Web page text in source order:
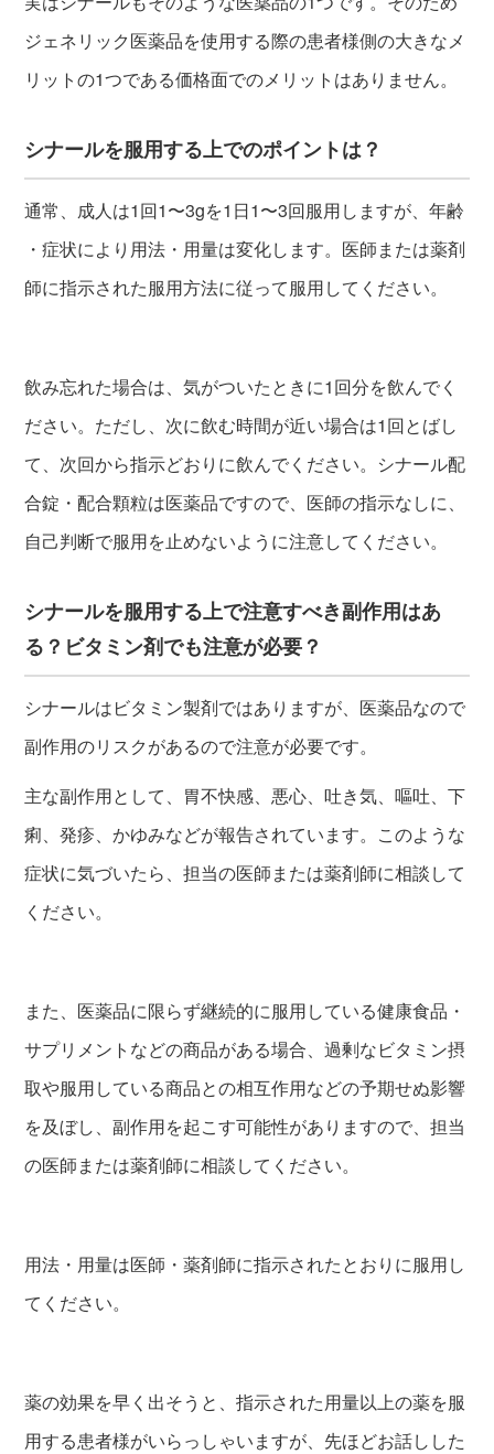
ジェネリック医薬品を使用する際の患者様側の大きなメ
リットの1つである価格面でのメリットはありません。
シナールを服用する上でのポイントは？
通常、成人は1回1〜3gを1日1〜3回服用しますが、年齢
・症状により用法・用量は変化します。医師または薬剤
師に指示された服用方法に従って服用してください。
飲み忘れた場合は、気がついたときに1回分を飲んでく
ださい。ただし、次に飲む時間が近い場合は1回とばし
て、次回から指示どおりに飲んでください。シナール配
合錠・配合顆粒は医薬品ですので、医師の指示なしに、
自己判断で服用を止めないように注意してください。
シナールを服用する上で注意すべき副作用はあ
る？ビタミン剤でも注意が必要？
シナールはビタミン製剤ではありますが、医薬品なので
副作用のリスクがあるので注意が必要です。
主な副作用として、胃不快感、悪心、吐き気、嘔吐、下
痢、発疹、かゆみなどが報告されています。このような
症状に気づいたら、担当の医師または薬剤師に相談して
ください。
また、医薬品に限らず継続的に服用している健康食品・
サプリメントなどの商品がある場合、過剰なビタミン摂
取や服用している商品との相互作用などの予期せぬ影響
を及ぼし、副作用を起こす可能性がありますので、担当
の医師または薬剤師に相談してください。
用法・用量は医師・薬剤師に指示されたとおりに服用し
てください。
薬の効果を早く出そうと、指示された用量以上の薬を服
用する患者様がいらっしゃいますが、先ほどお話しした